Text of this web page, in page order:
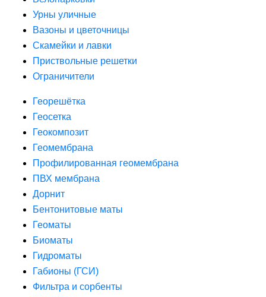
Урны уличные
Вазоны и цветочницы
Скамейки и лавки
Приствольные решетки
Ограничители
Георешётка
Геосетка
Геокомпозит
Геомембрана
Профилированная геомембрана
ПВХ мембрана
Дорнит
Бентонитовые маты
Геоматы
Биоматы
Гидроматы
Габионы (ГСИ)
Фильтра и сорбенты